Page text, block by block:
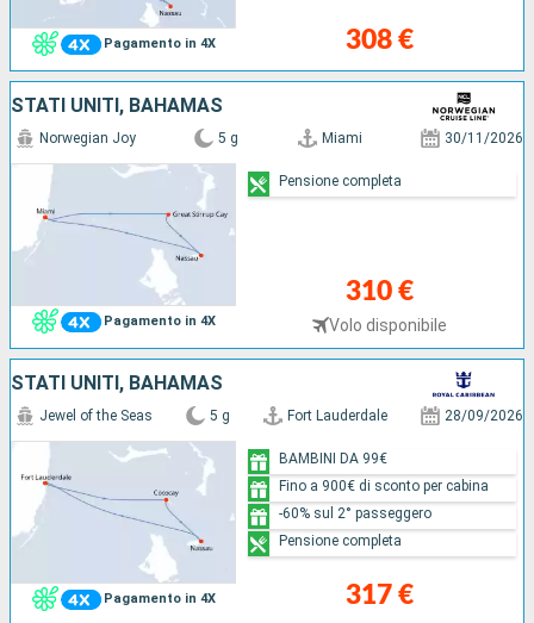
Pagamento in 4X 308 €
STATI UNITI, BAHAMAS
Pagamento in 4X
Norwegian Joy 5 g Miami 30/11/2026
310 €
Volo disponibile
Pensione completa
STATI UNITI, BAHAMAS
Pagamento in 4X
Jewel of the Seas 5 g Fort Lauderdale 28/09/2026
317 €
BAMBINI DA 99€
Fino a 900€ di sconto per cabina
-60% sul 2° passeggero
Pensione completa